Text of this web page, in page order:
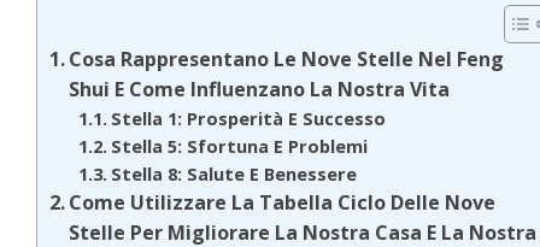
Cosa Rappresentano Le Nove Stelle Nel Feng
Shui E Come Influenzano La Nostra Vita
Stella 1: Prosperità E Successo
Stella 5: Sfortuna E Problemi
Stella 8: Salute E Benessere
Come Utilizzare La Tabella Ciclo Delle Nove
Stelle Per Migliorare La Nostra Casa E La Nostra